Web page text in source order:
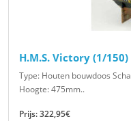
H.M.S. Victory (1/150)
Type: Houten bouwdoos
Hoogte: 475mm..
Prijs: 322,95€